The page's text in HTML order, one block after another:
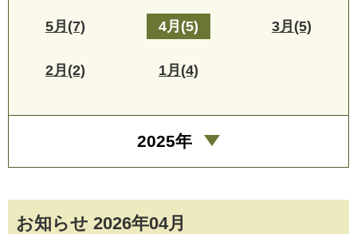
お知らせ 2026年04月
5月(7) 4月(5) 3月(5)
2月(2) 1月(4)
2025年